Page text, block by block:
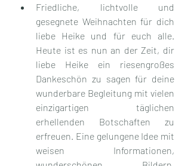
Friedliche, lichtvolle und
gesegnete Weihnachten für dich
liebe Heike und für euch alle.
Heute ist es nun an der Zeit, dir
liebe Heike ein riesengroßes
Dankeschön zu sagen für deine
wunderbare Begleitung mit vielen
einzigartigen täglichen
erhellenden Botschaften zu
erfreuen. Eine gelungene Idee mit
weisen Informationen,